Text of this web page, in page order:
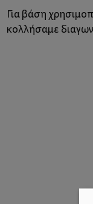
Για βάση
κολλήσαμε